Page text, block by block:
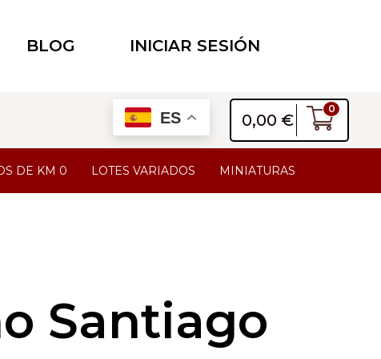
BLOG INICIAR SESIÓN
ES 0,00 €
0
DE KM 0 LOTES VARIADOS MINIATURAS
Santiago